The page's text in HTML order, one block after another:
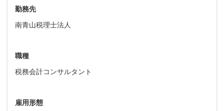
勤務先
南青山税理士法人
職種
税務会計コンサルタント
雇用形態